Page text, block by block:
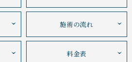
施術の流れ
料金表